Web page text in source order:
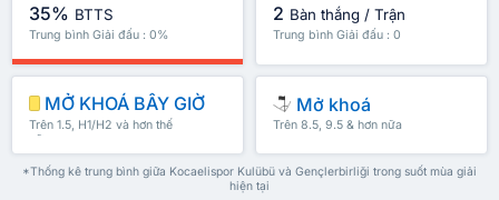
35% BTTS
Trung bình Giải đấu : 0%
2 Bàn thắng / Trận
Trung bình Giải đấu : 0
MỞ KHOÁ BÂY GIỜ
Trên 1.5, H1/H2 và hơn thế
nữa
Mở khoá
Trên 8.5, 9.5 & hơn nữa
*Thống kê trung bình giữa Kocaelispor Kulübü và Gençlerbirliği trong suốt mùa giải
hiện tại